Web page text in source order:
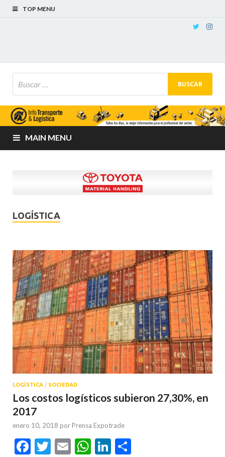
TOP MENU
MAIN MENU
LOGÍSTICA
LOGÍSTICA / SOCIEDAD
Los costos logísticos subieron 27,30%, en
2017
enero 10, 2018 por Prensa Expotrade
Facebook
Twitter
EmailWhatsApp
LinkedIn